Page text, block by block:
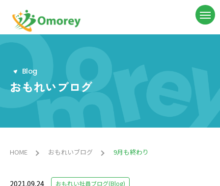
Blog
おもれいブログ
HOME おもれいブログ 9月も終わり
2021.09.24 おもれい社員ブログ(Blog)